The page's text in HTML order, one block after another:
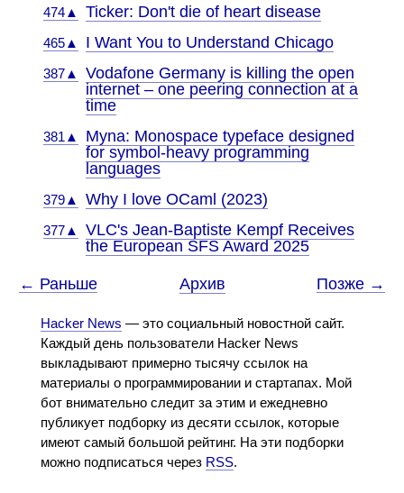
474▲ Ticker: Don't die of heart disease
465▲ I Want You to Understand Chicago
387▲
Vodafone Germany is killing the open
internet – one peering connection at a
time
381▲
Myna: Monospace typeface designed
for symbol-heavy programming
languages
379▲ Why I love OCaml (2023)
377▲
VLC's Jean-Baptiste Kempf Receives
the European SFS Award 2025
← Раньше Архив Позже →
Hacker News — это социальный новостной сайт.
Каждый день пользователи Hacker News
выкладывают примерно тысячу ссылок на
материалы о программировании и стартапах. Мой
бот внимательно следит за этим и ежедневно
публикует подборку из десяти ссылок, которые
имеют самый большой рейтинг. На эти подборки
можно подписаться через RSS.